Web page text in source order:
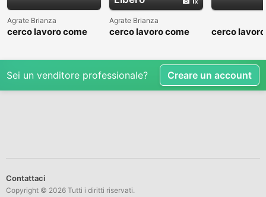
Agrate Brianza
cerco lavoro come
Agrate Brianza
cerco lavoro come
cerco
Sei un venditore professionale? Creare un account
Contattaci
Copyright © 2026 Tutti i diritti riservati.